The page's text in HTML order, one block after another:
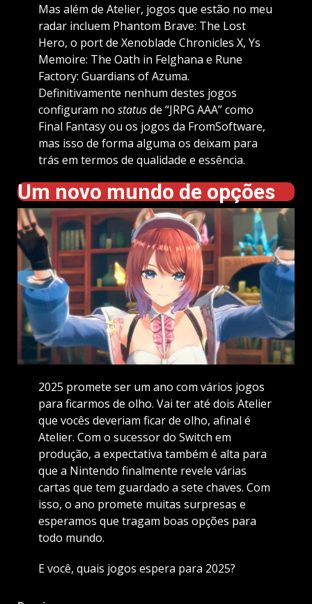
Mas além de Atelier, jogos que estão no meu
radar incluem Phantom Brave: The Lost
Hero, o port de Xenoblade Chronicles X, Ys
Memoire: The Oath in Felghana e Rune
Factory: Guardians of Azuma.
Definitivamente nenhum destes jogos
configuram no statusde “JRPG AAA” como
Final Fantasy ou os jogos da FromSoftware,
mas isso de forma alguma os deixam para
trás em termos de qualidade e essência.
Um novo mundo de opções
2025 promete ser um ano com vários jogos
para ficarmos de olho. Vai ter até dois Atelier
que vocês deveriam ficar de olho, afinal é
Atelier. Com o sucessor do Switch em
produção, a expectativa também é alta para
que a Nintendo finalmente revele várias
cartas que tem guardado a sete chaves. Com
isso, o ano promete muitas surpresas e
esperamos que tragam boas opções para
todo mundo.
E você, quais jogos espera para 2025?